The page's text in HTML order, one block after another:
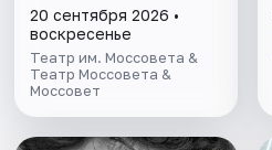
20 сентября 2026 •
воскресенье
Театр им. Моссовета &
Театр Моссовета &
Моссовет